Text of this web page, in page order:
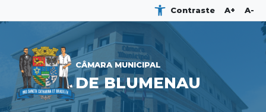
Contraste A+ A-
CÂMARA MUNICIPAL
DE BLUMENAU